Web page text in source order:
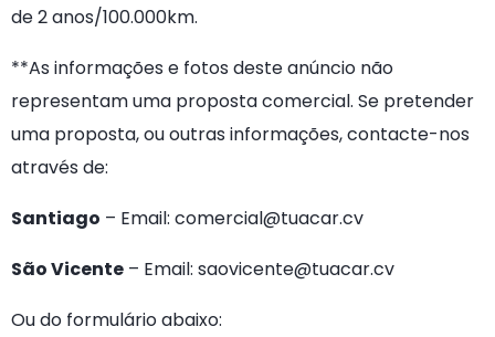
de 2 anos/100.000km.
**As informações e fotos deste anúncio não
representam uma proposta comercial. Se pretender
uma proposta, ou outras informações, contacte-nos
através de:
Santiago – Email: comercial@tuacar.cv
São Vicente – Email: saovicente@tuacar.cv
Ou do formulário abaixo: